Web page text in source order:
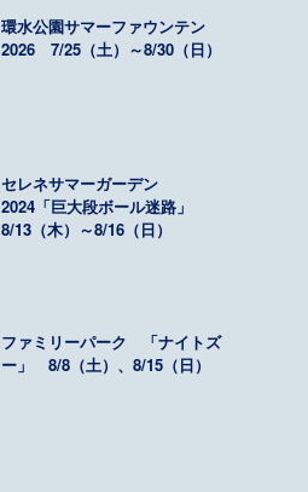
環水公園サマーファウンテン
2026 7/25（土）～8/30（日）
セレネサマーガーデン
2024「巨大段ボール迷路」
8/13（木）～8/16（日）
ファミリーパーク 「ナイトズ
ー」 8/8（土）、8/15（日）